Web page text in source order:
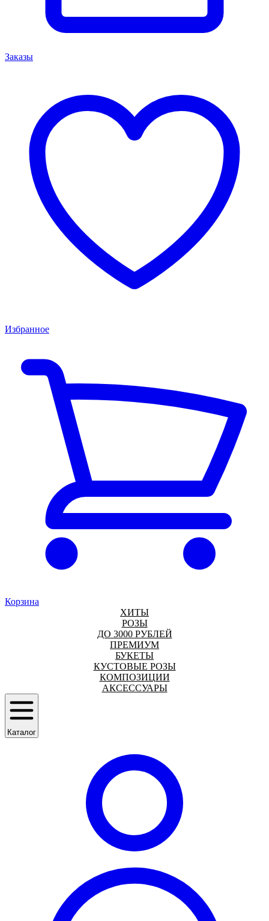
Заказы
Избранное
Корзина
ХИТЫ
РОЗЫ
ДО 3000 РУБЛЕЙ
ПРЕМИУМ
БУКЕТЫ
КУСТОВЫЕ РОЗЫ
КОМПОЗИЦИИ
АКСЕССУАРЫ
Каталог